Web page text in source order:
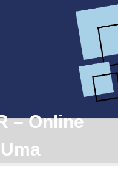
– Online